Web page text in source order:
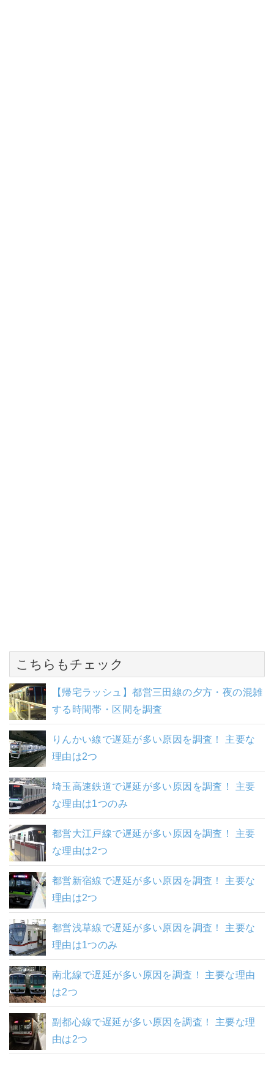
こちらもチェック
【帰宅ラッシュ】都営三田線の夕方・夜の混雑
する時間帯・区間を調査
りんかい線で遅延が多い原因を調査！ 主要な
理由は2つ
埼玉高速鉄道で遅延が多い原因を調査！ 主要
な理由は1つのみ
都営大江戸線で遅延が多い原因を調査！ 主要
な理由は2つ
都営新宿線で遅延が多い原因を調査！ 主要な
理由は2つ
都営浅草線で遅延が多い原因を調査！ 主要な
理由は1つのみ
南北線で遅延が多い原因を調査！ 主要な理由
は2つ
副都心線で遅延が多い原因を調査！ 主要な理
由は2つ